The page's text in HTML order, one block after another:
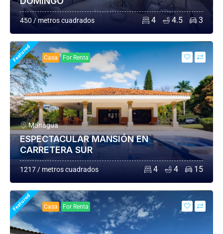
450 / metros cuadrados 4 4.5 3
Featured Casa For Renta
Managua
ESPECTACULAR MANSIÓN EN
CARRETERA SUR
1217 / metros cuadrados 4 4 15
Featured Casa For Renta